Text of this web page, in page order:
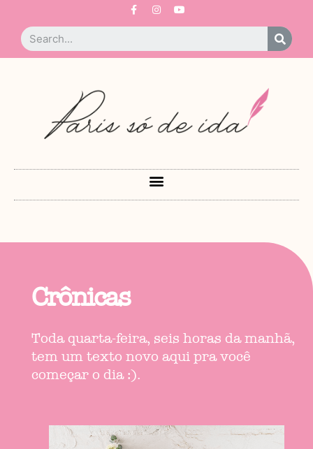
Crônicas
Toda quarta-feira, seis horas da manhã,
tem um texto novo aqui pra você
começar o dia :).